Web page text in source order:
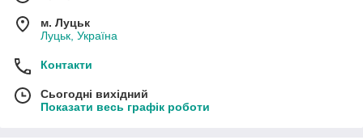
м. Луцьк
Луцьк, Україна
Контакти
Сьогодні вихідний
Показати весь графік роботи